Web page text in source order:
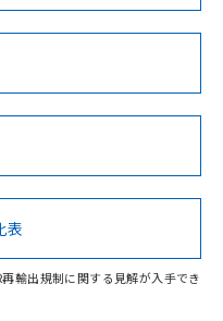
Cd Cr(VI)
BV型式承認
（フランス
KR型式
（韓国
No No
格認証/適合状況ページへ
ージからご検索ください
表
輸出規制に関する見解が入手でき